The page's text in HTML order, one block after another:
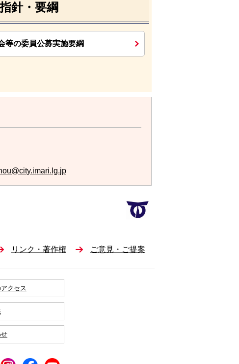
針・要綱
等の委員公募実施要綱
リンク・著作権 ご意見・ご提案
クセス